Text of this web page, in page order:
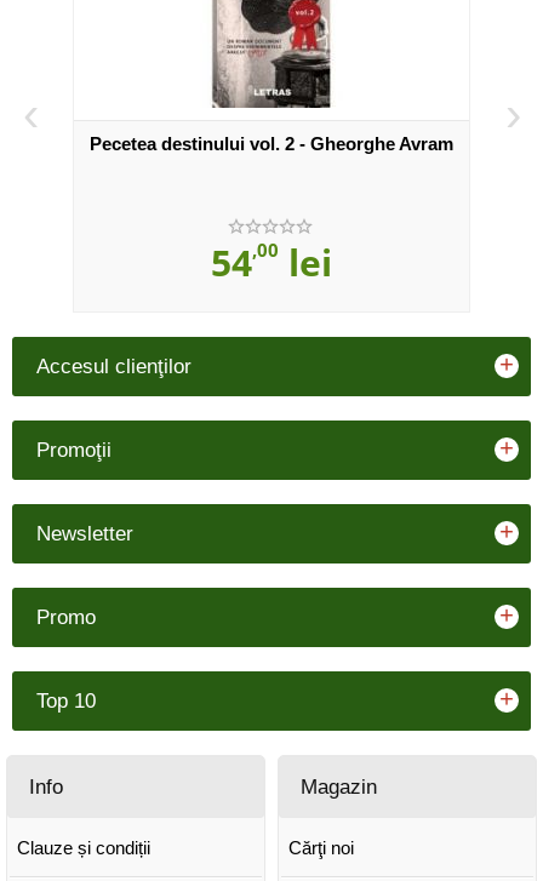
‹
Pecetea destinului vol. 2 - Gheorghe Avram
54,00 lei
›
Accesul clienţilor +
Promoţii +
Newsletter +
Promo +
Top 10 +
Info
Clauze și condiții
Magazin
Cărţi noi